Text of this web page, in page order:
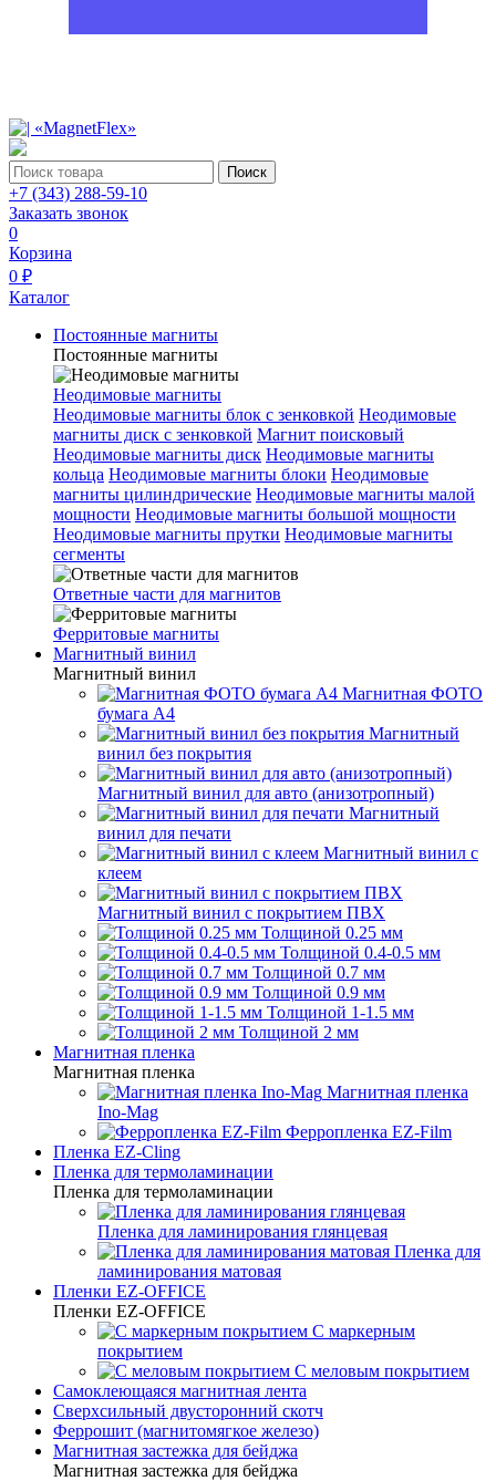
Поиск
+7 (343) 288-59-10
Заказать звонок
0
Корзина
0 ₽
Каталог
Постоянные магниты
Постоянные магниты
Неодимовые магниты
Неодимовые магниты блок с зенковкой Неодимовые
магниты диск с зенковкой Магнит поисковый
Неодимовые магниты диск Неодимовые магниты
кольца Неодимовые магниты блоки Неодимовые
магниты цилиндрические Неодимовые магниты малой
мощности Неодимовые магниты большой мощности
Неодимовые магниты прутки Неодимовые магниты
сегменты
Ответные части для магнитов
Ферритовые магниты
Магнитный винил
Магнитный винил
Магнитная ФОТО
бумага А4
Магнитный
винил без покрытия
Магнитный винил для авто (анизотропный)
Магнитный
винил для печати
Магнитный винил с
клеем
Магнитный винил с покрытием ПВХ
Толщиной 0.25 мм
Толщиной 0.4-0.5 мм
Толщиной 0.7 мм
Толщиной 0.9 мм
Толщиной 1-1.5 мм
Толщиной 2 мм
Магнитная пленка
Магнитная пленка
Магнитная пленка
Ino-Mag
Ферропленка EZ-Film
Пленка EZ-Cling
Пленка для термоламинации
Пленка для термоламинации
Пленка для ламинирования глянцевая
Пленка для
ламинирования матовая
Пленки EZ-OFFICE
Пленки EZ-OFFICE
С маркерным
покрытием
С меловым покрытием
Самоклеющаяся магнитная лента
Сверхсильный двусторонний скотч
Феррошит (магнитомягкое железо)
Магнитная застежка для бейджа
Магнитная застежка для бейджа